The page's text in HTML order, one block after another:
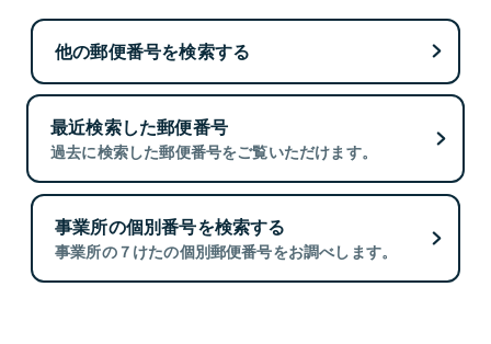
他の郵便番号を検索する
最近検索した郵便番号
過去に検索した郵便番号をご覧いただけます。
事業所の個別番号を検索する
事業所の７けたの個別郵便番号をお調べします。